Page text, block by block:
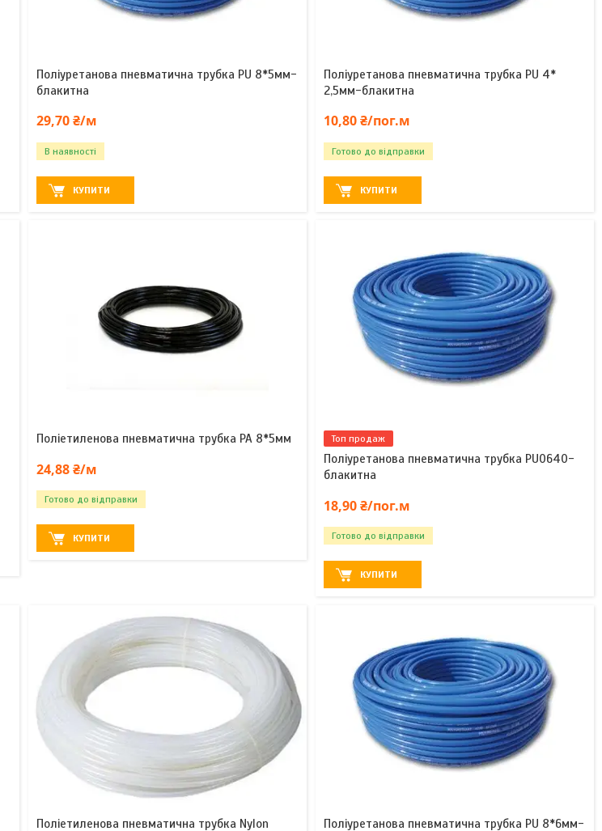
Поліуретанова пневматична трубка PU 8*5мм-
блакитна
29,70 ₴/м
В наявності
КУПИТИ
Поліуретанова пневматична трубка PU 4*
2,5мм-блакитна
10,80 ₴/пог.м
Готово до відправки
КУПИТИ
Поліетиленова пневматична трубка PA 8*5мм
24,88 ₴/м
Готово до відправки
КУПИТИ
Топ продаж
Поліуретанова пневматична трубка PU0640-
блакитна
18,90 ₴/пог.м
Готово до відправки
КУПИТИ
Поліетиленова пневматична трубка Nylon
Поліуретанова пневматична трубка PU 8*6мм-